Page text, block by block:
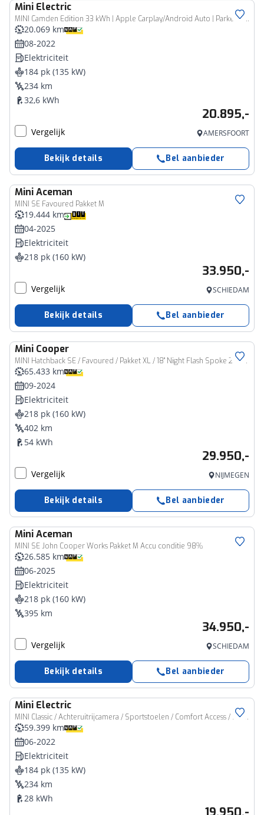
Mini Electric
MINI Camden Edition 33 kWh | Apple Carplay/Android Auto | Parkeersensoren | FULL Led | Navi | Lederen Bekleding
20.069 km
08-2022
Elektriciteit
184 pk (135 kW)
234 km
32,6 kWh
20.895,-
Vergelijk AMERSFOORT
Bekijk details Bel aanbieder
MiniAceman
MINI SE Favoured Pakket M
19.444 km
04-2025
Elektriciteit
218 pk (160 kW)
33.950,-
Vergelijk SCHIEDAM
Bekijk details Bel aanbieder
Mini Cooper
MINI Hatchback SE / Favoured / Pakket XL / 18" Night Flash Spoke 2-tone
65.433 km
09-2024
Elektriciteit
218 pk (160 kW)
402 km
54 kWh
29.950,-
Vergelijk NIJMEGEN
Bekijk details Bel aanbieder
MiniAceman
MINI SE John Cooper Works Pakket M Accu conditie 98%
26.585 km
06-2025
Elektriciteit
218 pk (160 kW)
395 km
34.950,-
Vergelijk SCHIEDAM
Bekijk details Bel aanbieder
Mini Electric
MINI Classic / Achteruitrijcamera / Sportstoelen / Comfort Access / Stuurverwarming Active Cruise Control / Park Assistant
59.399 km
06-2022
Elektriciteit
184 pk (135 kW)
234 km
28 kWh